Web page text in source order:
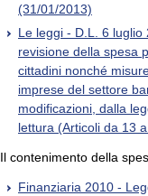
(31/01/2013)
Le leggi - D.L. 6
revisione della spesa
cittadini nonché
imprese del settore
modificazioni, dalla
lettura (Articoli da 13
Il contenimento della
Finanziaria 2010 -